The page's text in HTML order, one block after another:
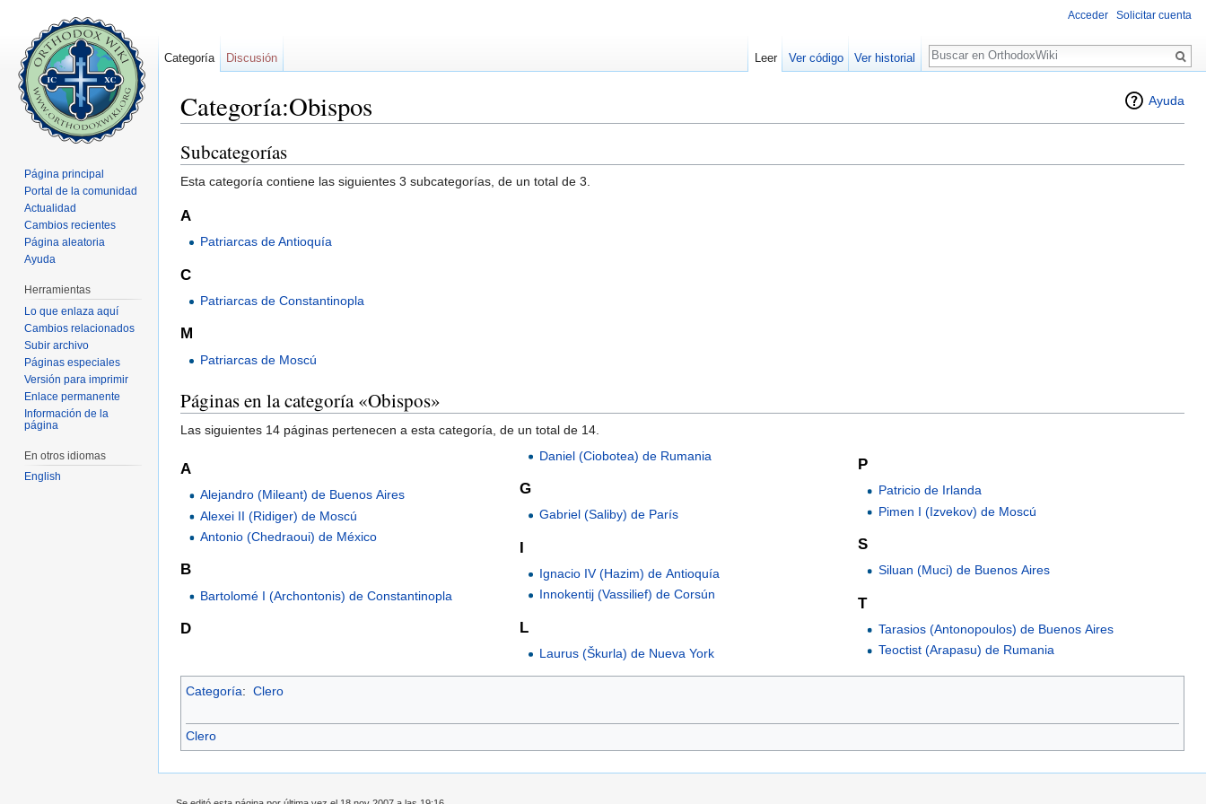
Ayuda
Categoría:Obispos
Subcategorías
Esta categoría contiene las siguientes 3 subcategorías, de un total de 3.
A
Patriarcas de Antioquía
C
Patriarcas de Constantinopla
M
Patriarcas de Moscú
Páginas en la categoría «Obispos»
Las siguientes 14 páginas pertenecen a esta categoría, de un total de 14.
A
Alejandro (Mileant) de Buenos Aires
Alexei II (Ridiger) de Moscú
Antonio (Chedraoui) de México
B
Bartolomé I (Archontonis) de Constantinopla
D
Daniel (Ciobotea) de Rumania
G
Gabriel (Saliby) de París
I
Ignacio IV (Hazim) de Antioquía
Innokentij (Vassilief) de Corsún
L
Laurus (Škurla) de Nueva York
P
Patricio de Irlanda
Pimen I (Izvekov) de Moscú
S
Siluan (Muci) de Buenos Aires
T
Tarasios (Antonopoulos) de Buenos Aires
Teoctist (Arapasu) de Rumania
Categoría: Clero
Clero
Acceder Solicitar cuenta
Categoría Discusión Leer Ver código Ver historial
Buscar
Página principal
Portal de la comunidad
Actualidad
Cambios recientes
Página aleatoria
Ayuda
Herramientas
Lo que enlaza aquí
Cambios relacionados
Subir archivo
Páginas especiales
Versión para imprimir
Enlace permanente
Información de la
página
En otros idiomas
English